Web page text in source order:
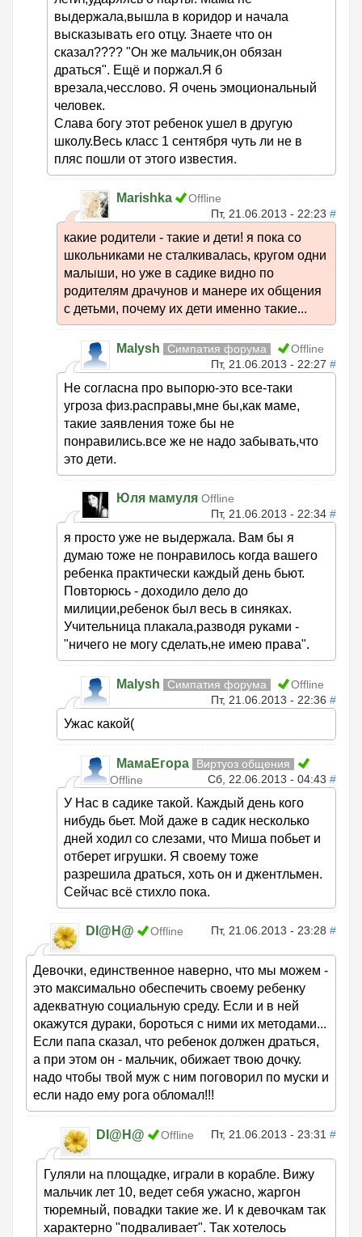
выдержала,вышла в коридор и начала
высказывать его отцу. Знаете что он
сказал???? "Он же мальчик,он обязан
драться". Ещё и поржал.Я б
врезала,чесслово. Я очень эмоциональный
человек.
Слава богу этот ребенок ушел в другую
школу.Весь класс 1 сентября чуть ли не в
пляс пошли от этого известия.
Marishka
Offline
Пт, 21.06.2013 - 22:23 #
какие родители - такие и дети! я пока со
школьниками не сталкивалась, кругом одни
малыши, но уже в садике видно по
родителям драчунов и манере их общения
с детьми, почему их дети именно такие...
Malysh Симпатия форума
Offline
Пт, 21.06.2013 - 22:27 #
Не согласна про выпорю-это все-таки
угроза физ.расправы,мне бы,как маме,
такие заявления тоже бы не
понравились.все же не надо забывать,что
это дети.
Юля мамуля Offline
Пт, 21.06.2013 - 22:34 #
я просто уже не выдержала. Вам бы я
думаю тоже не понравилось когда вашего
ребенка практически каждый день бьют.
Повторюсь - доходило дело до
милиции,ребенок был весь в синяках.
Учительница плакала,разводя руками -
"ничего не могу сделать,не имею права".
Malysh Симпатия форума
Offline
Пт, 21.06.2013 - 22:36 #
Ужас какой(
МамаЕгора
Виртуоз общения
Offline
Сб, 22.06.2013 - 04:43 #
У Нас в садике такой. Каждый день кого
нибудь бьет. Мой даже в садик несколько
дней ходил со слезами, что Миша побьет и
отберет игрушки. Я своему тоже
разрешила драться, хоть он и джентльмен.
Сейчас всё стихло пока.
DI@H@ Offline Пт, 21.06.2013 - 23:28 #
Девочки, единственное наверно, что мы можем -
это максимально обеспечить своему ребенку
адекватную социальную среду. Если и в ней
окажутся дураки, бороться с ними их методами...
Если папа сказал, что ребенок должен драться,
а при этом он - мальчик, обижает твою дочку.
надо чтобы твой муж с ним поговорил по муски и
если надо ему рога обломал!!!
DI@H@ Offline Пт, 21.06.2013 - 23:31 #
Гуляли на площадке, играли в корабле. Вижу
мальчик лет 10, ведет себя ужасно, жаргон
тюремный, повадки такие же. И к девочкам так
характерно "подваливает". Так хотелось